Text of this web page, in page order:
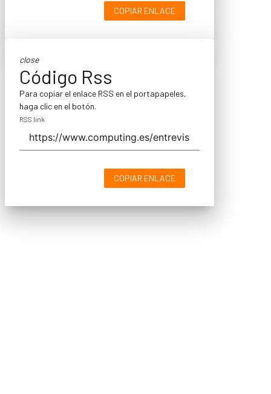
COPIAR ENLACE
close
Código Rss
Para copiar el enlace RSS en el portapapeles,
haga clic en el botón.
RSS link
COPIAR ENLACE